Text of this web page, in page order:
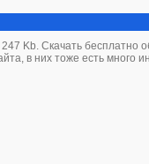
Kb. Скачать бесплатно
в них тоже есть много